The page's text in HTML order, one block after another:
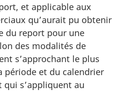
et applicable aux
qu’aurait pu obtenir
du report pour une
des modalités de
s’approchant le plus
période et du calendrier
qui s’appliquent au